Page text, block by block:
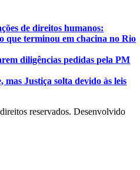
de direitos humanos:
que terminou em chacina no Rio
diligências pedidas pela PM
Justiça solta devido às leis
reservados. Desenvolvido